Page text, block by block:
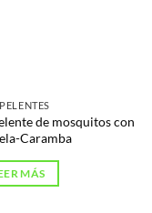
de mosquitos con
Caramba
MÁS